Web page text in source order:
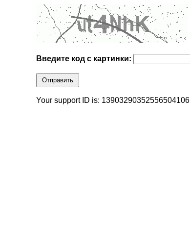
Введите код с картинки:
Отправить
Your support ID is: 13903290352556504106